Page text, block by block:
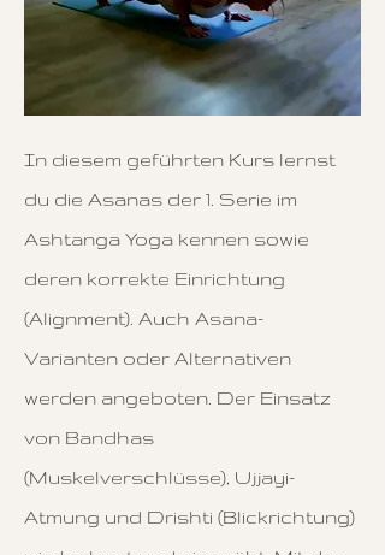
In diesem geführten Kurs lernst
du die Asanas der 1. Serie im
Ashtanga Yoga kennen sowie
deren korrekte Einrichtung
(Alignment). Auch Asana-
Varianten oder Alternativen
werden angeboten. Der Einsatz
von Bandhas
(Muskelverschlüsse), Ujjayi-
Atmung und Drishti (Blickrichtung)